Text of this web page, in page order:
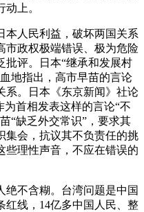
上。
人民利益，破坏两国关系
市政权极端错误、极为危险
批评。日本“继承和发展村
地指出，高市早苗的言论
系。日本《东京新闻》社论
为首相发表这样的言论“不
“缺乏外交常识”，要求其
集会，抗议其不负责任的挑
些理性声音，不应在错误的
不含糊。台湾问题是中国
红线，14亿多中国人民、整